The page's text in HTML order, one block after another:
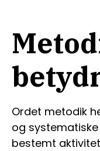
Ordet metodik
og
bestemt